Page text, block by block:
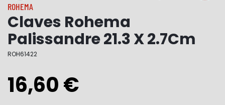
ROHEMA
Claves Rohema
Palissandre 21.3 X 2.7Cm
ROH61422
16,60 €